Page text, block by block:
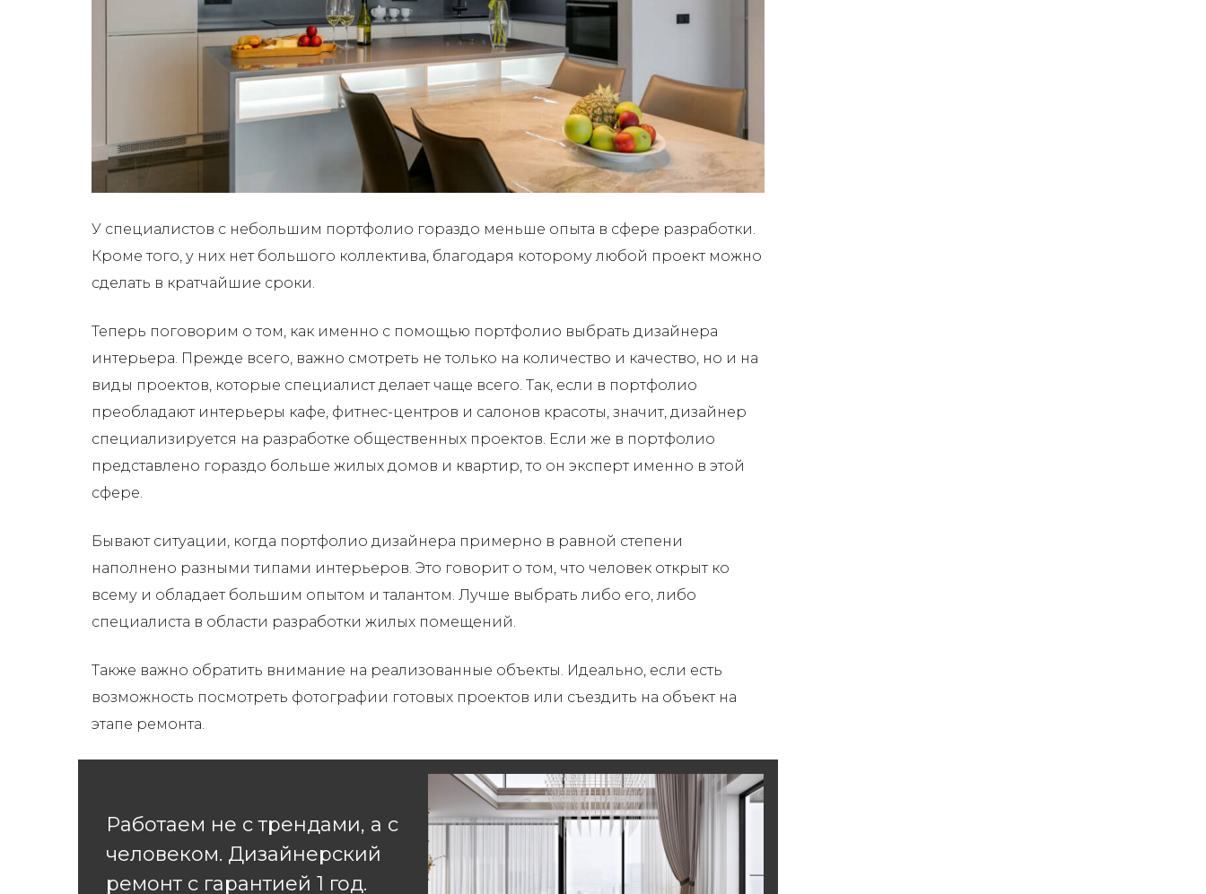
У специалистов с небольшим портфолио гораздо меньше опыта в сфере разработки.
Кроме того, у них нет большого коллектива, благодаря которому любой проект можно
сделать в кратчайшие сроки.
Теперь поговорим о том, как именно с помощью портфолио выбрать дизайнера
интерьера. Прежде всего, важно смотреть не только на количество и качество, но и на
виды проектов, которые специалист делает чаще всего. Так, если в портфолио
преобладают интерьеры кафе, фитнес-центров и салонов красоты, значит, дизайнер
специализируется на разработке общественных проектов. Если же в портфолио
представлено гораздо больше жилых домов и квартир, то он эксперт именно в этой
сфере.
Бывают ситуации, когда портфолио дизайнера примерно в равной степени
наполнено разными типами интерьеров. Это говорит о том, что человек открыт ко
всему и обладает большим опытом и талантом. Лучше выбрать либо его, либо
специалиста в области разработки жилых помещений.
Также важно обратить внимание на реализованные объекты. Идеально, если есть
возможность посмотреть фотографии готовых проектов или съездить на объект на
этапе ремонта.
Работаем не с трендами, а с
человеком. Дизайнерский
ремонт с гарантией 1 год.